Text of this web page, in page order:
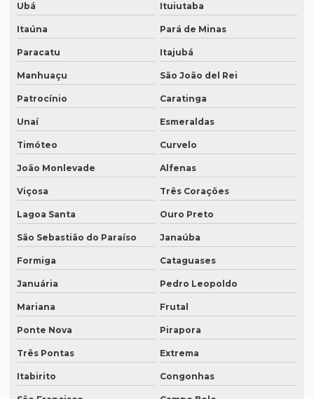
Ubá Ituiutaba
Itaúna Pará de Minas
Paracatu Itajubá
Manhuaçu São João del Rei
Patrocínio Caratinga
Unaí Esmeraldas
Timóteo Curvelo
João Monlevade Alfenas
Viçosa Três Corações
Lagoa Santa Ouro Preto
São Sebastião do Paraíso Janaúba
Formiga Cataguases
Januária Pedro Leopoldo
Mariana Frutal
Ponte Nova Pirapora
Três Pontas Extrema
Itabirito Congonhas